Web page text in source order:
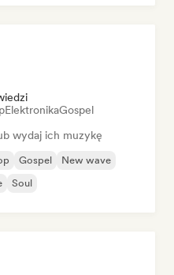
ElektronikaGospel
wydaj ich muzykę
Gospel
New wave
Soul